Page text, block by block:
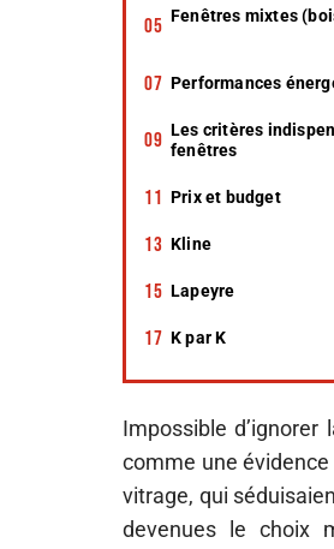
Fenêtres mixtes
Performances
Les critères
fenêtres
Prix et budget
Kline
Lapeyre
K par K
Impossible d’ignorer
comme une
vitrage, qui
devenues le choix